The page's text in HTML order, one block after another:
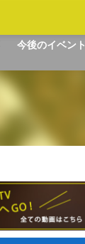
今後のイベント